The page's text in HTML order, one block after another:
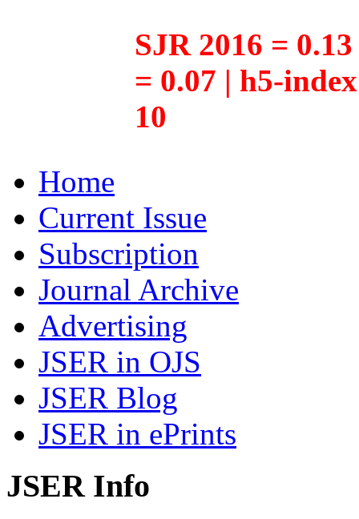
SJR 2016 =
= 0.07 | h5-
10
Home
Current Issue
Subscription
Journal Archive
Advertising
JSER in OJS
JSER Blog
JSER in ePrints
JSER Info